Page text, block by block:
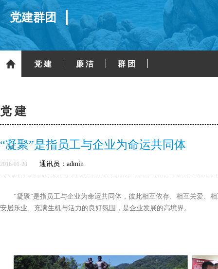
党建群团
党 建 廉 洁 群 团
党 建
“凝聚”是指员工与企业为命运共同体
2016-01-20 通讯员：admin
“凝聚”是指员工与企业为命运共同体，彼此相互依存、相互关爱、
安居乐业、充满生机与活力的良好氛围，是企业发展的高境界。